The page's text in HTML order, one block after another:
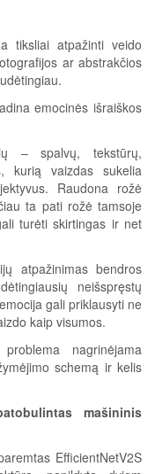
tiksliai atpažinti veido
ar abstrakčios
emocinės išraiškos
– spalvų, tekstūrų,
kurią vaizdas sukelia
Raudona rožė
ta pati rožė tamsoje
turėti skirtingas ir net
atpažinimas bendros
neišspręstų
gali priklausyti ne
kaip visumos.
nagrinėjama
schemą ir kelis
mašininis
EfficientNetV2S